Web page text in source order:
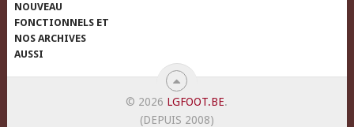
NOUVEAU
FONCTIONNELS ET
NOS ARCHIVES
AUSSI
© 2026 LGFOOT.BE.
(DEPUIS 2008)